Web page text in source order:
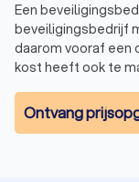
Een
beveiligingsbedrijf
daarom vooraf een
kost heeft ook te
Ontvang